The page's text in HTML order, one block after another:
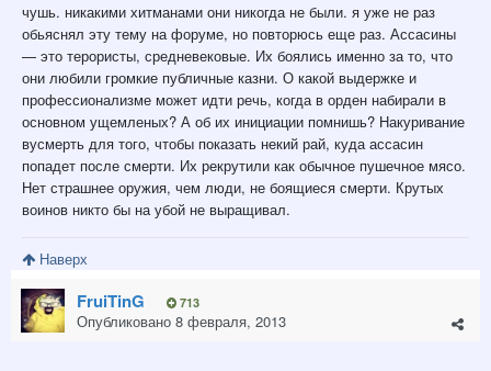
чушь. никакими хитманами они никогда не были. я уже не раз
обьяснял эту тему на форуме, но повторюсь еще раз. Ассасины
— это терористы, средневековые. Их боялись именно за то, что
они любили громкие публичные казни. О какой выдержке и
профессионализме может идти речь, когда в орден набирали в
основном ущемленых? А об их инициации помнишь? Накуривание
вусмерть для того, чтобы показать некий рай, куда ассасин
попадет после смерти. Их рекрутили как обычное пушечное мясо.
Нет страшнее оружия, чем люди, не боящиеся смерти. Крутых
воинов никто бы на убой не выращивал.
Наверх
FruiTinG 713
Опубликовано 8 февраля, 2013